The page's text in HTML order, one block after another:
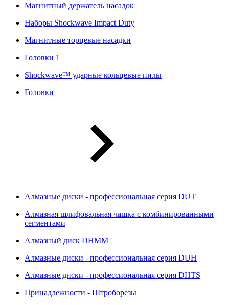
Магнитный держатель насадок
Наборы Shockwave Impact Duty
Магнитные торцевые насадки
Головки 1
Shockwave™ ударные кольцевые пилы
Головки
Алмазные диски - профессиональная серия DUT
Алмазная шлифовальная чашка с комбинированными
сегментами
Алмазный диск DHMM
Алмазные диски - профессиональная серия DUH
Алмазные диски - профессиональная серия DHTS
Принадлежности - Штроборезы